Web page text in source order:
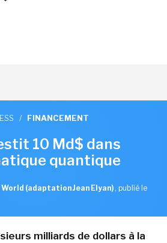
/ FINANCEMENT
10 Md$ dans
quantique
(adaptation Jean Elyan) , publié le
milliards de dollars à la